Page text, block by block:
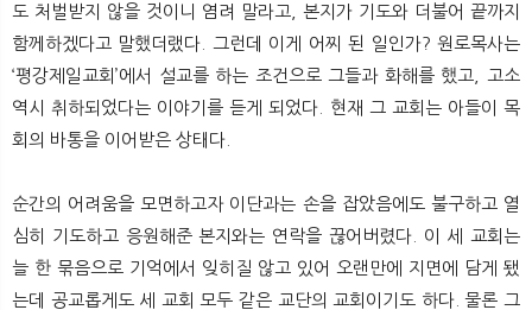
도 처벌받지 않을 것이니 염려 말라고, 본지가 기도와 더불어 끝까지
함께하겠다고 말했더랬다. 그런데 이게 어찌 된 일인가? 원로목사는
‘평강제일교회’에서 설교를 하는 조건으로 그들과 화해를 했고, 고소
역시 취하되었다는 이야기를 듣게 되었다. 현재 그 교회는 아들이 목
회의 바통을 이어받은 상태다.
순간의 어려움을 모면하고자 이단과는 손을 잡았음에도 불구하고 열
심히 기도하고 응원해준 본지와는 연락을 끊어버렸다. 이 세 교회는
늘 한 묶음으로 기억에서 잊히질 않고 있어 오랜만에 지면에 담게 됐
는데 공교롭게도 세 교회 모두 같은 교단의 교회이기도 하다. 물론 그